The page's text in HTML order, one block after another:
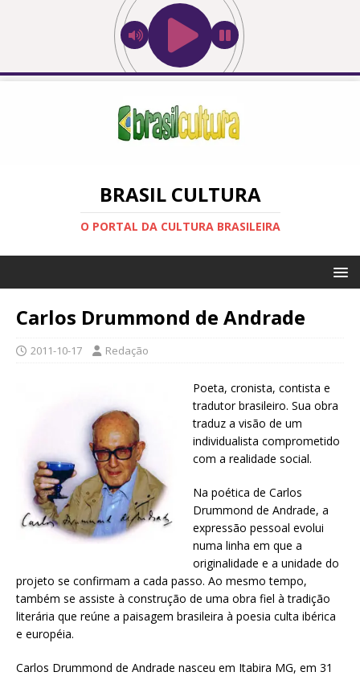
BRASIL CULTURA
O PORTAL DA CULTURA BRASILEIRA
Carlos Drummond de Andrade
2011-10-17 Redação
Poeta, cronista, contista e
tradutor brasileiro. Sua obra
traduz a visão de um
individualista comprometido
com a realidade social.
Na poética de Carlos
Drummond de Andrade, a
expressão pessoal evolui
numa linha em que a
originalidade e a unidade do
projeto se confirmam a cada passo. Ao mesmo tempo,
também se assiste à construção de uma obra fiel à tradição
literária que reúne a paisagem brasileira à poesia culta ibérica
e européia.
Carlos Drummond de Andrade nasceu em Itabira MG, em 31